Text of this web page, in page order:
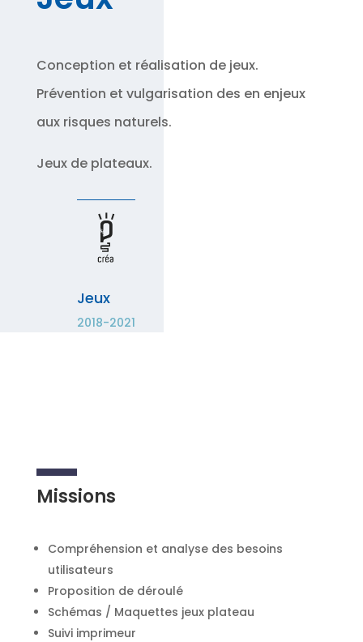
Conception et réalisation de jeux.
Prévention et vulgarisation des en enjeux
aux risques naturels.
Jeux de plateaux.
Jeux
2018-2021
Missions
Compréhension et analyse des besoins
utilisateurs
Proposition de déroulé
Schémas / Maquettes jeux plateau
Suivi imprimeur